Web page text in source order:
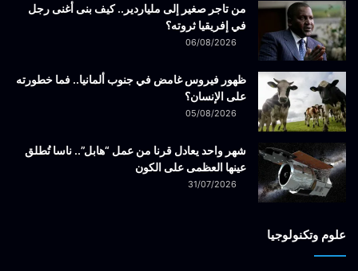
من تاجر صغير إلى ملياردير.. كيف بنى أغنى رجل
في إفريقيا ثروته؟
06/08/2026
ظهور فيروس غامض في جنوب ألمانيا.. فما خطورته
على الإنسان؟
05/08/2026
شهر واحد يعادل قرنا من عمل “هابل”.. ناسا تُطلق
عينها العظمى على الكون
31/07/2026
علوم وتكنولوجيا